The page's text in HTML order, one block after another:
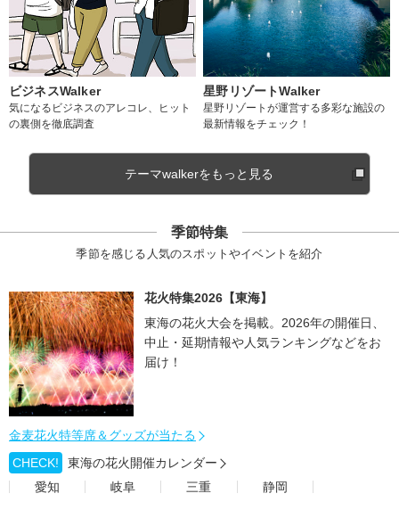
ビジネスWalker
気になるビジネスのアレコレ、ヒット
の裏側を徹底調査
星野リゾートWalker
星野リゾートが運営する多彩な施設の
最新情報をチェック！
テーマwalkerをもっと見る
季節特集
季節を感じる人気のスポットやイベントを紹介
花火特集2026【東海】
東海の花火大会を掲載。2026年の開催日、
中止・延期情報や人気ランキングなどをお
届け！
金麦花火特等席＆グッズが当たる
CHECK!
東海の花火開催カレンダー
愛知
岐阜 三重 静岡